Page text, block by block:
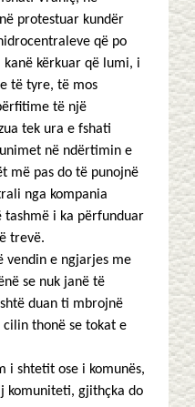
protestuar kundër
që po
kërkuar që lumi, i
të tyre, të mos
të një
tek ura e fshati
në ndërtimin e
më pas do të punojnë
nga kompania
tashmë i ka përfunduar
trevë.
vendin e ngjarjes me
se nuk janë të
duan ti mbrojnë
thonë se tokat e
i shtetit ose i komunës,
komuniteti, gjithçka do